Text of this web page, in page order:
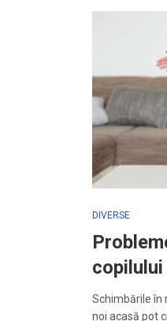
DIVERSE
Schimbările în
noi acasă pot